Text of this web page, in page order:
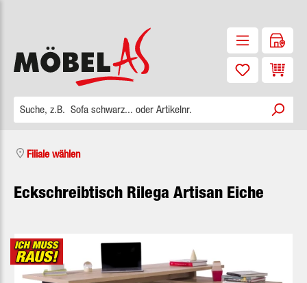
Filiale wählen
Eckschreibtisch Rilega Artisan Eiche
Bildergalerie überspringen